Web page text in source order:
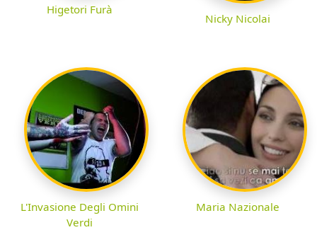
Higetori Furà
Nicky Nicolai
L'Invasione Degli Omini
Verdi
Maria Nazionale